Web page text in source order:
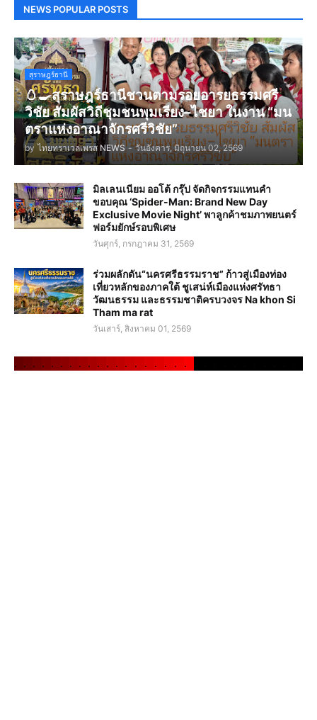
NEWS POPULAR POSTS
สุราษฎร์ธานี
🥚🍳สุราษฎร์ธานีชวนตามรอยอารยธรรมศรี
วิชัย สัมผัสวิถีชุมชนพุมเรียง–ไชยา ในงาน “มน
ตราแห่งอาณาจักรศรีวิชัย”
by ไทยทราเวลเพรส NEWS - วันอังคาร, มิถุนายน 02, 2569
มิลเลนเนียม ออโต้ กรุ๊ป จัดกิจกรรมแทนคำ
ขอบคุณ ‘Spider-Man: Brand New Day
Exclusive Movie Night’ พาลูกค้าชมภาพยนตร์
ฟอร์มยักษ์รอบพิเศษ
วันศุกร์, กรกฎาคม 31, 2569
ร่วมผลักดัน“นครศรีธรรมราช” ก้าวสู่เมืองท่อง
เที่ยวหลักของภาคใต้ ชูเสน่ห์เมืองแห่งศรัทธา
วัฒนธรรม และธรรมชาติครบวงจร Na khon Si
Tham ma rat
วันเสาร์, สิงหาคม 01, 2569
. . . . . . . . . . . . . . . . . . .